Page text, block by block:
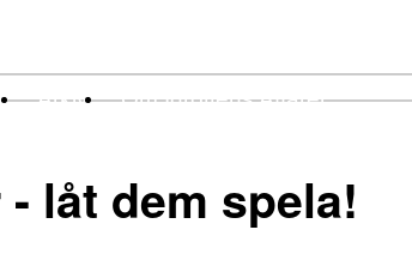
Arkiv Om Idrottens Affärer
låt dem spela!